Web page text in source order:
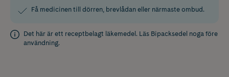
Få medicinen till dörren, brevlådan eller närmaste ombud.
Det här är ett receptbelagt läkemedel. Läs Bipacksedel noga före
användning.